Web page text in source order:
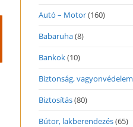
Autó – Motor(160)
Babaruha(8)
Bankok(10)
Biztonság, vagyonvédelem
Biztosítás(80)
Bútor, lakberendezés(65)